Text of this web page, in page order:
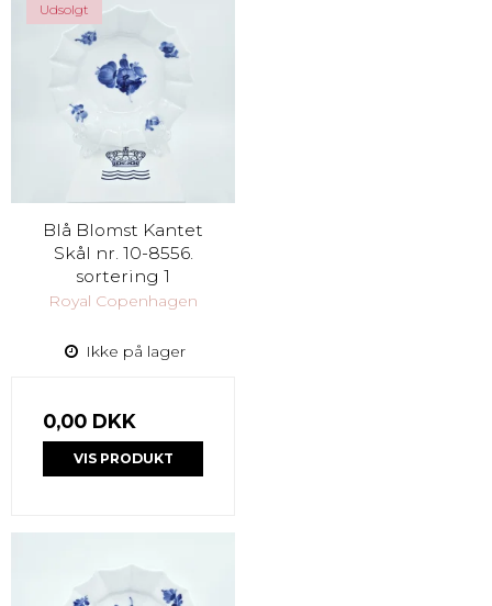
Udsolgt
Blå Blomst Kantet
Skål nr. 10-8556.
sortering 1
Royal Copenhagen
Ikke på lager
0,00 DKK
VIS PRODUKT